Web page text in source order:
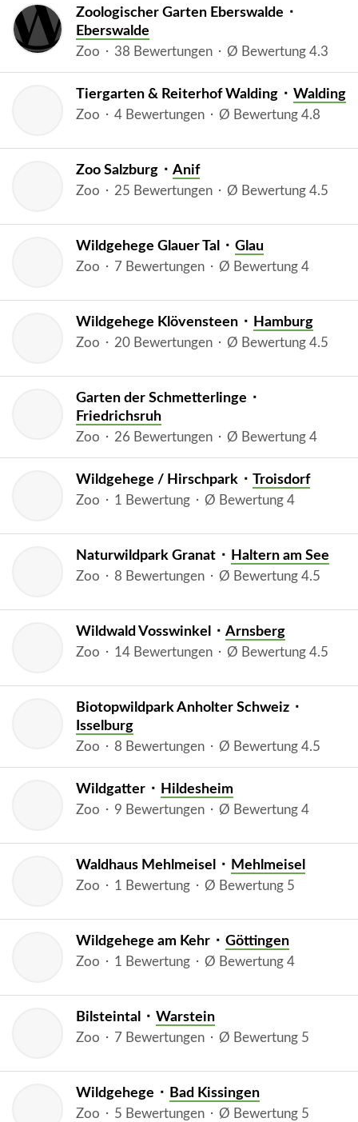
Zoologischer Garten Eberswalde ⬝
Eberswalde
Zoo ⬝ 38 Bewertungen ⬝ Ø Bewertung 4.3
Tiergarten & Reiterhof Walding ⬝ Walding
Zoo ⬝ 4 Bewertungen ⬝ Ø Bewertung 4.8
Zoo Salzburg ⬝ Anif
Zoo ⬝ 25 Bewertungen ⬝ Ø Bewertung 4.5
Wildgehege Glauer Tal ⬝ Glau
Zoo ⬝ 7 Bewertungen ⬝ Ø Bewertung 4
Wildgehege Klövensteen ⬝ Hamburg
Zoo ⬝ 20 Bewertungen ⬝ Ø Bewertung 4.5
Garten der Schmetterlinge ⬝
Friedrichsruh
Zoo ⬝ 26 Bewertungen ⬝ Ø Bewertung 4
Wildgehege / Hirschpark ⬝ Troisdorf
Zoo ⬝ 1 Bewertung ⬝ Ø Bewertung 4
Naturwildpark Granat ⬝ Haltern am See
Zoo ⬝ 8 Bewertungen ⬝ Ø Bewertung 4.5
Wildwald Vosswinkel ⬝ Arnsberg
Zoo ⬝ 14 Bewertungen ⬝ Ø Bewertung 4.5
Biotopwildpark Anholter Schweiz ⬝
Isselburg
Zoo ⬝ 8 Bewertungen ⬝ Ø Bewertung 4.5
Wildgatter ⬝ Hildesheim
Zoo ⬝ 9 Bewertungen ⬝ Ø Bewertung 4
Waldhaus Mehlmeisel ⬝ Mehlmeisel
Zoo ⬝ 1 Bewertung ⬝ Ø Bewertung 5
Wildgehege am Kehr ⬝ Göttingen
Zoo ⬝ 1 Bewertung ⬝ Ø Bewertung 4
Bilsteintal ⬝ Warstein
Zoo ⬝ 7 Bewertungen ⬝ Ø Bewertung 5
Wildgehege ⬝ Bad Kissingen
Zoo ⬝ 5 Bewertungen ⬝ Ø Bewertung 5